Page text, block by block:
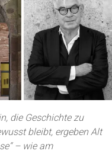
die Geschichte zu
bleibt, ergeben Alt
– wie am